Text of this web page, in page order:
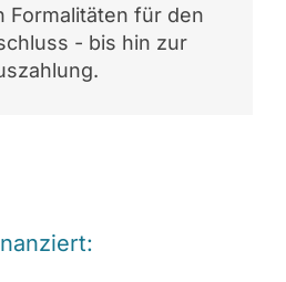
Formalitäten für den
- bis hin zur